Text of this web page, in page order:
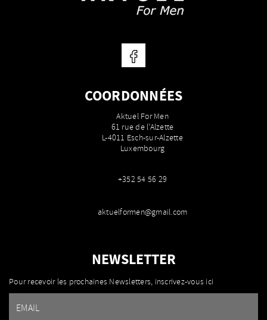
COORDONNÉES
Aktuel For Men
61 rue de l'Alzette
L-4011 Esch-sur-Alzette
Luxembourg
+352 54 56 29
aktuelformen@gmail.com
NEWSLETTER
Pour recevoir les prochaines Newsletters, inscrivez-vous ici